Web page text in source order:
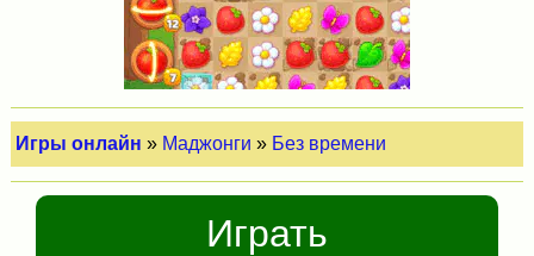
Игры онлайн » Маджонги » Без времени
Играть